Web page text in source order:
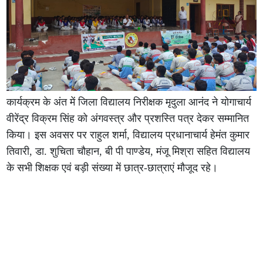
कार्यक्रम के अंत में जिला विद्यालय निरीक्षक मृदुला आनंद ने योगाचार्य
वीरेंद्र विक्रम सिंह को अंगवस्त्र और प्रशस्ति पत्र देकर सम्मानित
किया। इस अवसर पर राहुल शर्मा, विद्यालय प्रधानाचार्य हेमंत कुमार
तिवारी, डा. शुचिता चौहान, बी पी पाण्डेय, मंजू मिश्रा सहित विद्यालय
के सभी शिक्षक एवं बड़ी संख्या में छात्र-छात्राएं मौजूद रहे।